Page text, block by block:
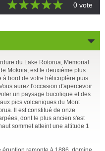
0 vote
du Lake Rotorua, Memorial
Mokoia, est le deuxième plus
à bord de votre hélicoptère puis
aurez l'occasion d'apercevoir
un paysage bucolique et des
pics volcaniques du Mont
Il est constitué de onze
dont le plus ancien s'est
sommet atteint une altitude 1